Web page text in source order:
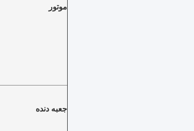
موتور
جعبه دنده